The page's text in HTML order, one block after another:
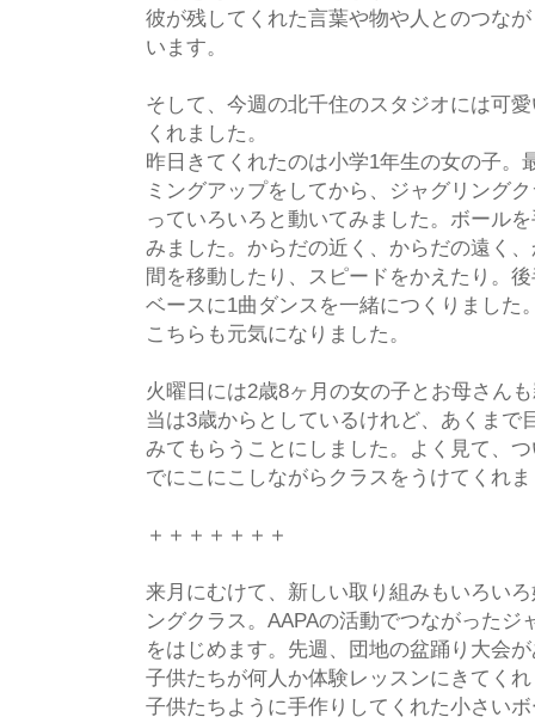
彼が残してくれた言葉や物や人とのつな
います。
そして、今週の北千住のスタジオには可
くれました。
昨日きてくれたのは小学1年生の女の子。
ミングアップをしてから、ジャグリング
っていろいろと動いてみました。ボール
みました。からだの近く、からだの遠く
間を移動したり、スピードをかえたり。
ベースに1曲ダンスを一緒につくりました
こちらも元気になりました。
火曜日には2歳8ヶ月の女の子とお母さん
当は3歳からとしているけれど、あくまで
みてもらうことにしました。よく見て、
でにこにこしながらクラスをうけてくれ
＋＋＋＋＋＋＋
来月にむけて、新しい取り組みもいろい
ングクラス。AAPAの活動でつながった
をはじめます。先週、団地の盆踊り大会
子供たちが何人か体験レッスンにきてく
子供たちように手作りしてくれた小さい